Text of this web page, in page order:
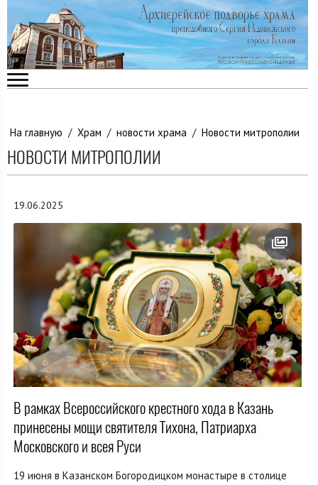
На главную / Храм / новости храма / Новости митрополии
НОВОСТИ МИТРОПОЛИИ
19.06.2025
В рамках Всероссийского крестного хода в Казань
принесены мощи святителя Тихона, Патриарха
Московского и всея Руси
19 июня в Казанском Богородицком монастыре в столице